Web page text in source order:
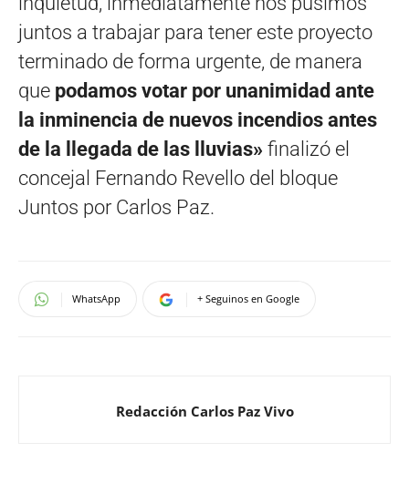
juntos a trabajar para tener este proyecto
terminado de forma urgente, de manera
que podamos votar por unanimidad ante
la inminencia de nuevos incendios antes
de la llegada de las lluvias» finalizó el
concejal Fernando Revello del bloque
Juntos por Carlos Paz.
WhatsApp + Seguinos en Google
Redacción Carlos Paz Vivo